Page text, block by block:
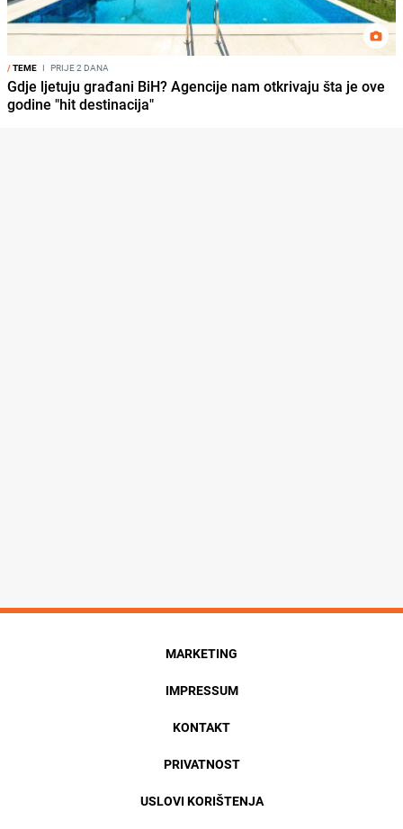
/TEME I PRIJE 2 DANA
Gdje ljetuju građani BiH? Agencije nam otkrivaju šta je ove
godine "hit destinacija"
MARKETING
IMPRESSUM
KONTAKT
PRIVATNOST
USLOVI KORIŠTENJA